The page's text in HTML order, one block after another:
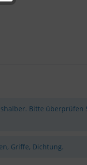
Bitte überprüfen
Griffe, Dichtung.